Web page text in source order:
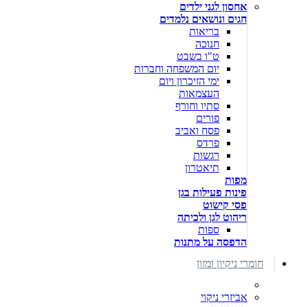
אחסון לגני ילדים
חגים ונושאים נלמדים
בריאות
חנוכה
ט"ו בשבט
יום המשפחה וחברות
ימי הזיכרון ויום
העצמאות
סתיו וחורף
פורים
פסח ואביב
פרדס
רגשות
תיאטרון
מפות
פינות פעילות בגן
פסי קישוט
ריהוט לגן ולכיתה
ספות
הדפסה על מתנות
חומרי ניקיון ומזון
אביזרי ניקוי